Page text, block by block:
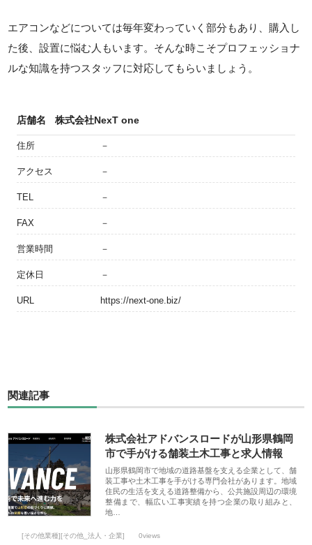
エアコンなどについては毎年変わっていく部分もあり、購入し
た後、設置に悩む人もいます。そんな時こそプロフェッショナ
ルな知識を持つスタッフに対応してもらいましょう。
店舗名 株式会社NexT one
住所 －
アクセス －
TEL －
FAX －
営業時間 －
定休日 －
URL https://next-one.biz/
関連記事
株式会社アドバンスロードが山形県鶴岡
市で手がける舗装土木工事と求人情報
山形県鶴岡市で地域の道路基盤を支える企業として、舗
装工事や土木工事を手がける専門会社があります。地域
住民の生活を支える道路整備から、公共施設周辺の環境
整備まで、幅広い工事実績を持つ企業の取り組みと、
地…
[その他業種][その他_法人・企業] 0views